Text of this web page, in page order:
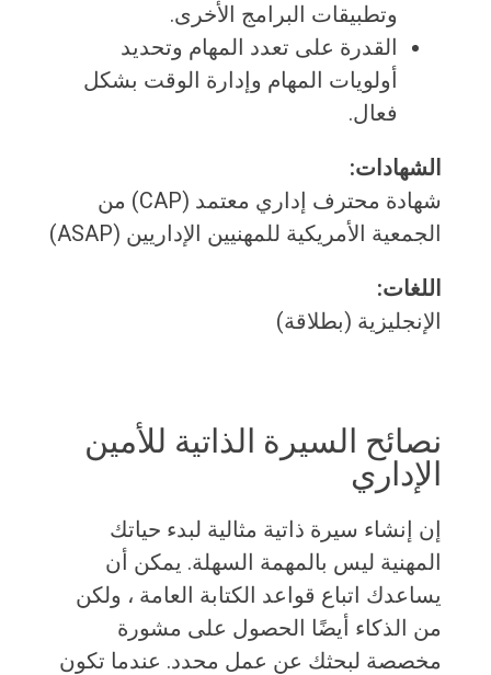
وتطبيقات البرامج الأخرى.
القدرة على تعدد المهام وتحديد
أولويات المهام وإدارة الوقت بشكل
فعال.
الشهادات:
شهادة محترف إداري معتمد (CAP) من
الجمعية الأمريكية للمهنيين الإداريين (ASAP)
اللغات:
الإنجليزية (بطلاقة)
نصائح السيرة الذاتية للأمين
الإداري
إن إنشاء سيرة ذاتية مثالية لبدء حياتك
المهنية ليس بالمهمة السهلة. يمكن أن
يساعدك اتباع قواعد الكتابة العامة ، ولكن
من الذكاء أيضًا الحصول على مشورة
مخصصة لبحثك عن عمل محدد. عندما تكون